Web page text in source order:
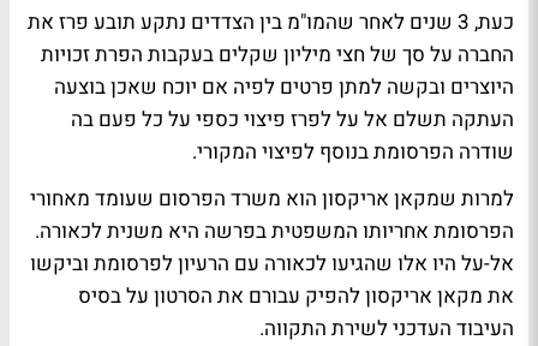
כעת, 3 שנים לאחר שהמו"מ בין הצדדים נתקע תובע פרז את
החברה על סך של חצי מיליון שקלים בעקבות הפרת זכויות
היוצרים ובקשה למתן פרטים לפיה אם יוכח שאכן בוצעה
העתקה תשלם אל על לפרז פיצוי כספי על כל פעם בה
שודרה הפרסומת בנוסף לפיצוי המקורי.
למרות שמקאן אריקסון הוא משרד הפרסום שעומד מאחורי
הפרסומת אחריותו המשפטית בפרשה היא משנית לכאורה.
אל-על היו אלו שהגיעו לכאורה עם הרעיון לפרסומת וביקשו
את מקאן אריקסון להפיק עבורם את הסרטון על בסיס
העיבוד העדכני לשירת התקווה.